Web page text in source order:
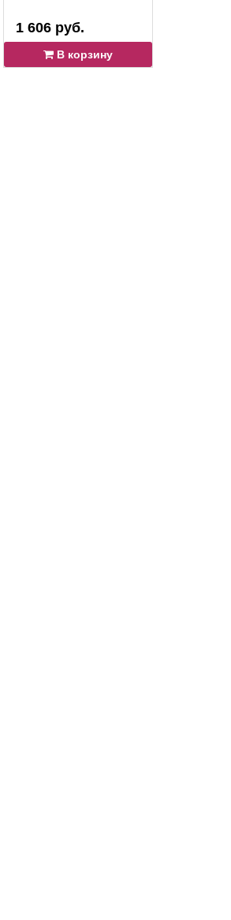
1 606 руб.
В корзину